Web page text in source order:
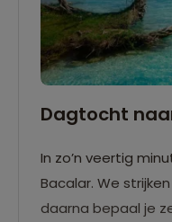
Dagtocht
In zo’n veertig
Bacalar. We
daarna bepaal je